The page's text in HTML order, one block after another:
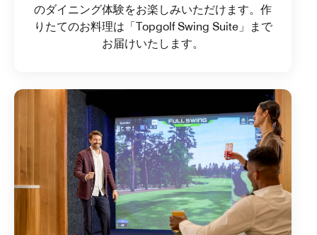
のダイニング体験をお楽しみいただけます。作
りたてのお料理は「Topgolf Swing Suite」まで
お届けいたします。